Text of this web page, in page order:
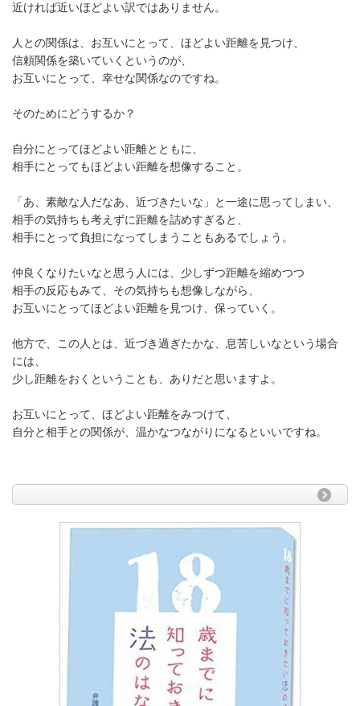
近ければ近いほどよい訳ではありません。
人との関係は、お互いにとって、ほどよい距離を見つけ、
信頼関係を築いていくというのが、
お互いにとって、幸せな関係なのですね。
そのためにどうするか？
自分にとってほどよい距離とともに、
相手にとってもほどよい距離を想像すること。
「あ、素敵な人だなあ、近づきたいな」と一途に思ってしまい、
相手の気持ちも考えずに距離を詰めすぎると、
相手にとって負担になってしまうこともあるでしょう。
仲良くなりたいなと思う人には、少しずつ距離を縮めつつ
相手の反応もみて、その気持ちも想像しながら、
お互いにとってほどよい距離を見つけ、保っていく。
他方で、この人とは、近づき過ぎたかな、息苦しいなという場合
には、
少し距離をおくということも、ありだと思いますよ。
お互いにとって、ほどよい距離をみつけて、
自分と相手との関係が、温かなつながりになるといいですね。